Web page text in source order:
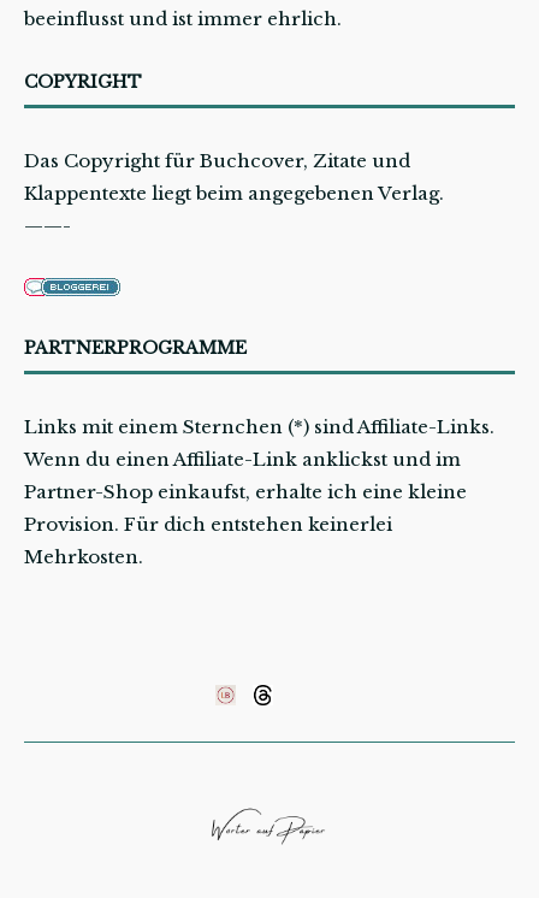
beeinflusst und ist immer ehrlich.
COPYRIGHT
Das Copyright für Buchcover, Zitate und
Klappentexte liegt beim angegebenen Verlag.
——-
PARTNERPROGRAMME
Links mit einem Sternchen (*) sind Affiliate-Links.
Wenn du einen Affiliate-Link anklickst und im
Partner-Shop einkaufst, erhalte ich eine kleine
Provision. Für dich entstehen keinerlei
Mehrkosten.